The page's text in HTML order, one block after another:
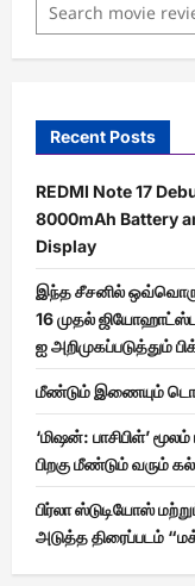
Recent Posts
REDMI Note 17
8000mAh Battery
Display
இந்த சீசனில் ஒவ்வொரு
16 முதல்
ஐ அறிமுகப்படுத்தும்
மீண்டும் இணையும்
‘மிஷன்: பாசிபிள்’
பிறகு மீண்டும் வரும்
பிர்லா ஸ்டுடியோஸ்
அடுத்த திரைப்படம்